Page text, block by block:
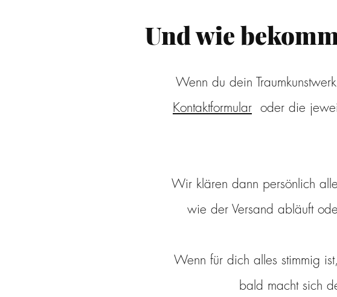
Und wie
Wenn du dein
Kontaktformular oder die
Wir klären dann persönlich
wie der Versand abläuft
Wenn für dich alles stimmig
bald macht sich